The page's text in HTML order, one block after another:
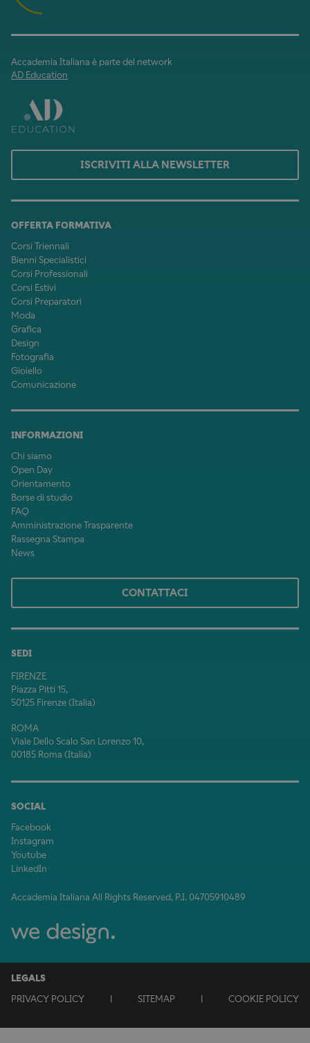
Accademia Italiana è parte del network
AD Education
ISCRIVITI ALLA NEWSLETTER
OFFERTA FORMATIVA
Corsi Triennali
Bienni Specialistici
Corsi Professionali
Corsi Estivi
Corsi Preparatori
Moda
Grafica
Design
Fotografia
Gioiello
Comunicazione
INFORMAZIONI
Chi siamo
Open Day
Orientamento
Borse di studio
FAQ
Amministrazione Trasparente
Rassegna Stampa
News
SEDI
FIRENZE
Piazza Pitti 15,
50125 Firenze (Italia)
ROMA
Viale Dello Scalo San Lorenzo 10,
00185 Roma (Italia)
SOCIAL
Facebook
Instagram
Youtube
LinkedIn
Accademia Italiana All Rights Reserved, P.I. 04705910489
CONTATTACI
LEGALS
PRIVACY POLICY
| SITEMAP | COOKIE POLICY